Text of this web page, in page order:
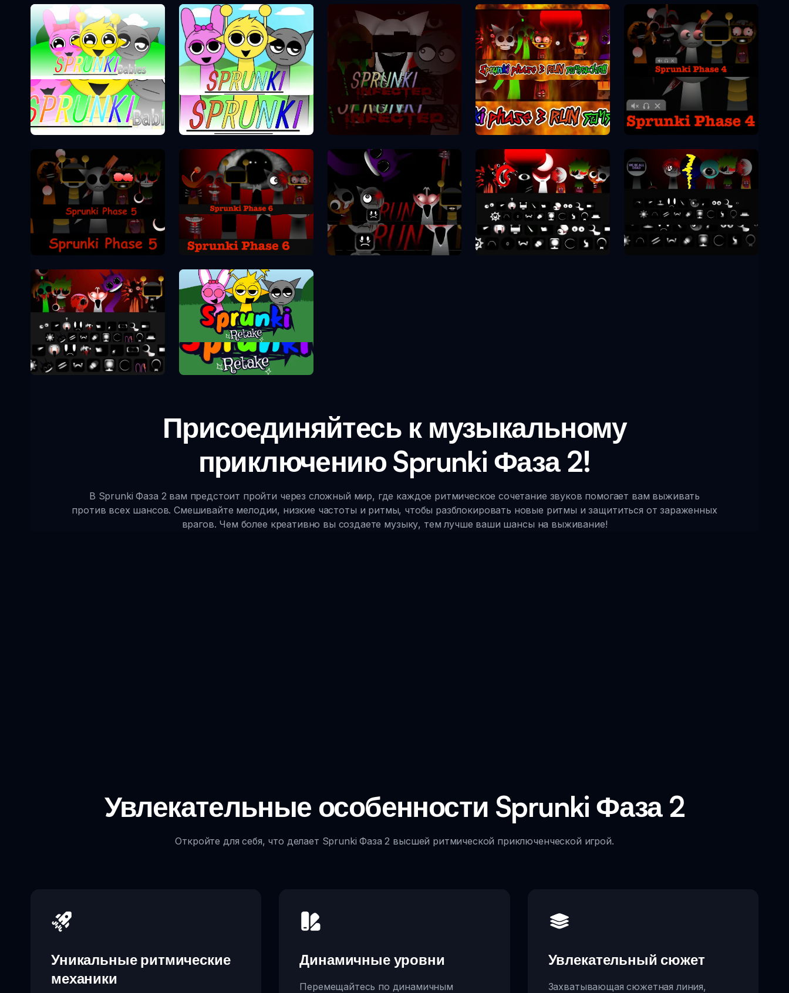
Sprunki Phase 0
Sprunki Phase 1
Sprunki Phase 2
Sprunki Phase 3 Sprunki Phase 4
Sprunki Phase 5
Sprunki Phase 6
Sprunki Phase 7
Sprunki Phase 8 Sprunki Phase 9
Sprunki Phase 10 Sprunki Retake
Присоединяйтесь к музыкальному
приключению Sprunki Фаза 2!
В Sprunki Фаза 2 вам предстоит пройти через сложный мир, где каждое ритмическое сочетание звуков помогает вам выживать
против всех шансов. Смешивайте мелодии, низкие частоты и ритмы, чтобы разблокировать новые ритмы и защититься от зараженных
врагов. Чем более креативно вы создаете музыку, тем лучше ваши шансы на выживание!
Увлекательные особенности Sprunki Фаза 2
Откройте для себя, что делает Sprunki Фаза 2 высшей ритмической приключенческой игрой.
Уникальные ритмические
механики
Динамичные уровни
Перемещайтесь по динамичным
Увлекательный сюжет
Захватывающая сюжетная линия,